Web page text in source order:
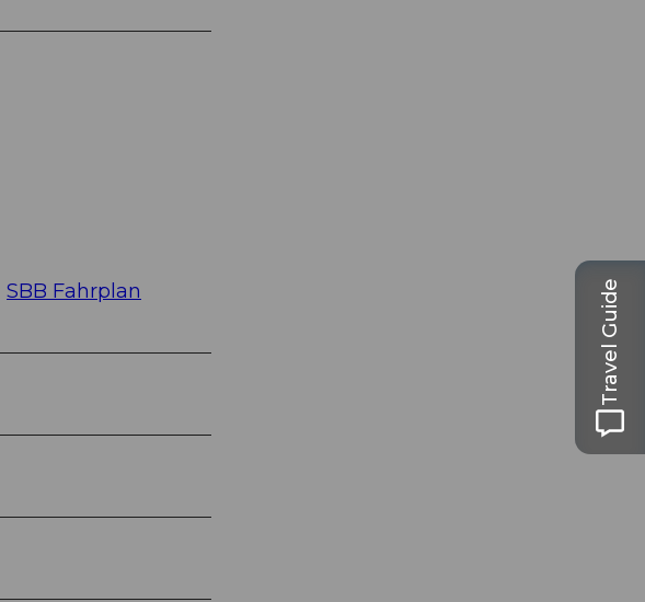
SBB Fahrplan Travel Guide